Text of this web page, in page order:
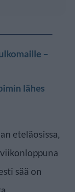
–
lähes
eteläosissa,
sää on